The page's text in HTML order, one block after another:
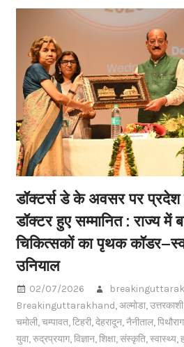
डॉक्टर्स डे के अवसर पर प्रदेश
डॉक्टर हुए सम्मानित : राज्य में
चिकित्सकों का पृथक
उनियाल
02/07/2026
Breakinguttarakhand,अल्मोडा,उत्तरकाशी
चमोली,चम्पावत,टिहरी,देहरादून,नैनीताल,
युवा,रुद्रप्रयाग,विज्ञान,शिक्षा,संस्कृति,स्वास्थ्य,